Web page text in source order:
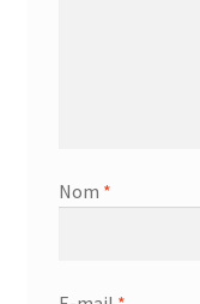
Nom *